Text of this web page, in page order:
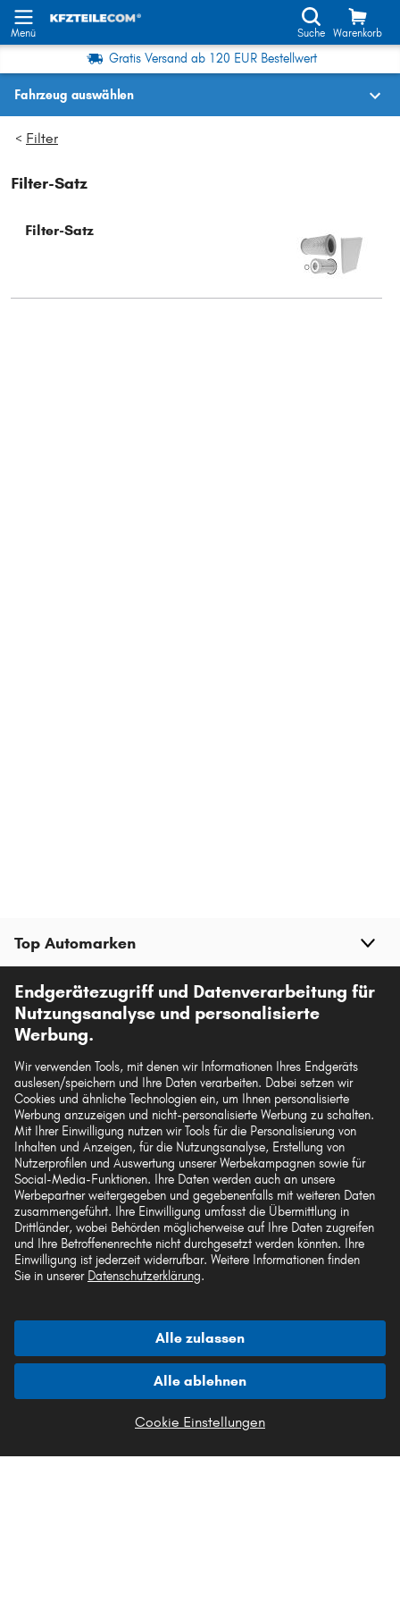
Menü Suche Warenkorb
Gratis Versand ab 120 EUR Bestellwert
Fahrzeug auswählen
Oder Fahrzeugauswahl nach Kriterien:
> Filter
Filter-Satz
Filter-Satz
Top Automarken
Top Produkte
Mehr von kfzteile.com
Hilfe & Support
Rechtliches
Akzeptierte Zahlungsarten
Vorkasse
Unsere Versandpartner
Endgerätezugriff und Datenverarbeitung für
Nutzungsanalyse und personalisierte
Werbung.
Wir verwenden Tools, mit denen wir Informationen Ihres Endgeräts
auslesen/speichern und Ihre Daten verarbeiten. Dabei setzen wir
Cookies und ähnliche Technologien ein, um Ihnen personalisierte
Werbung anzuzeigen und nicht-personalisierte Werbung zu schalten.
Mit Ihrer Einwilligung nutzen wir Tools für die Personalisierung von
Inhalten und Anzeigen, für die Nutzungsanalyse, Erstellung von
Nutzerprofilen und Auswertung unserer Werbekampagnen sowie für
Social-Media-Funktionen. Ihre Daten werden auch an unsere
Werbepartner weitergegeben und gegebenenfalls mit weiteren Daten
zusammengeführt. Ihre Einwilligung umfasst die Übermittlung in
Drittländer, wobei Behörden möglicherweise auf Ihre Daten zugreifen
und Ihre Betroffenenrechte nicht durchgesetzt werden könnten. Ihre
Einwilligung ist jederzeit widerrufbar. Weitere Informationen finden
Sie in unserer Datenschutzerklärung.
Alle zulassen
Alle ablehnen
Cookie Einstellungen